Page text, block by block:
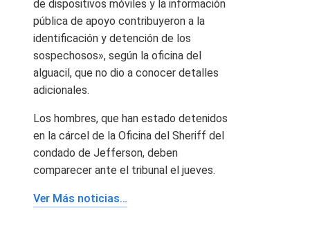
de dispositivos móviles y la información
pública de apoyo contribuyeron a la
identificación y detención de los
sospechosos», según la oficina del
alguacil, que no dio a conocer detalles
adicionales.
Los hombres, que han estado detenidos
en la cárcel de la Oficina del Sheriff del
condado de Jefferson, deben
comparecer ante el tribunal el jueves.
Ver Más noticias…